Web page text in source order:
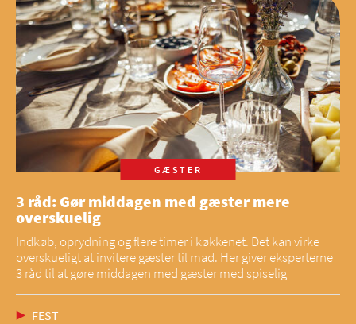
GÆSTER
3 råd: Gør middagen med gæster mere
overskuelig
Indkøb, oprydning og flere timer i køkkenet. Det kan virke
overskueligt at invitere gæster til mad. Her giver eksperterne
3 råd til at gøre middagen med gæster med spiselig
FEST